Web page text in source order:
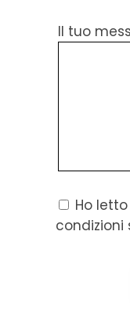
Il tuo
Ho
condizioni